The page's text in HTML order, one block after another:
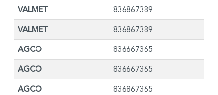
VALMET 836867389
VALMET 836867389
AGCO 836667365
AGCO 836667365
AGCO 836867365